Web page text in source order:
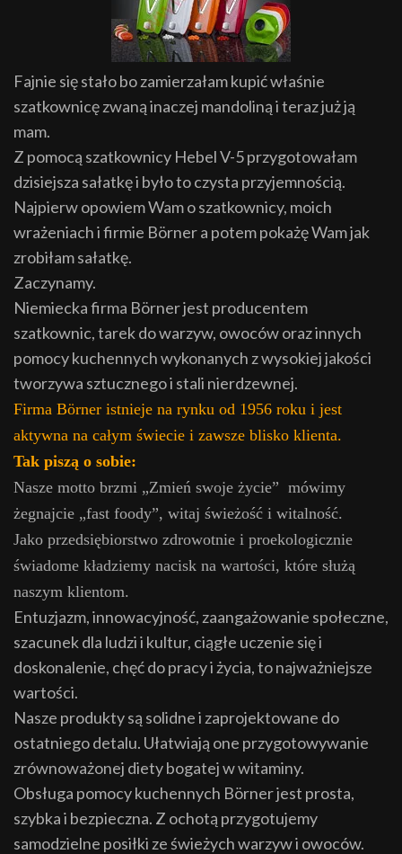
Fajnie się stało bo zamierzałam kupić właśnie
szatkownicę zwaną inaczej mandoliną i teraz już ją
mam.
Z pomocą szatkownicy Hebel V-5 przygotowałam
dzisiejsza sałatkę i było to czysta przyjemnością.
Najpierw opowiem Wam o szatkownicy, moich
wrażeniach i firmie Börner a potem pokażę Wam jak
zrobiłam sałatkę.
Zaczynamy.
Niemiecka firma Börner jest producentem
szatkownic, tarek do warzyw, owoców oraz innych
pomocy kuchennych wykonanych z wysokiej jakości
tworzywa sztucznego i stali nierdzewnej.
Firma Börner istnieje na rynku od 1956 roku i jest
aktywna na całym świecie i zawsze blisko klienta.
Tak piszą o sobie:
Nasze motto brzmi „Zmień swoje życie” mówimy
żegnajcie „fast foody”, witaj świeżość i witalność.
Jako przedsiębiorstwo zdrowotnie i proekologicznie
świadome kładziemy nacisk na wartości, które służą
naszym klientom.
Entuzjazm, innowacyjność, zaangażowanie społeczne,
szacunek dla ludzi i kultur, ciągłe uczenie się i
doskonalenie, chęć do pracy i życia, to najważniejsze
wartości.
Nasze produkty są solidne i zaprojektowane do
ostatniego detalu. Ułatwiają one przygotowywanie
zrównoważonej diety bogatej w witaminy.
Obsługa pomocy kuchennych Börner jest prosta,
szybka i bezpieczna. Z ochotą przygotujemy
samodzielne posiłki ze świeżych warzyw i owoców.